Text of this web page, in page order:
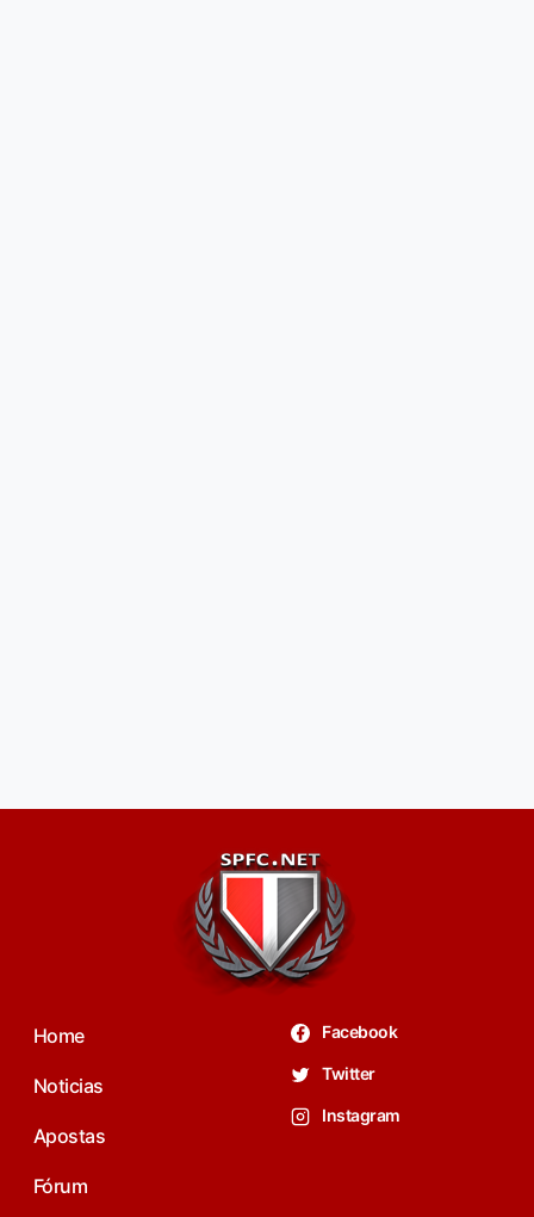
Home
Noticias
Apostas
Fórum
Facebook
Twitter
Instagram